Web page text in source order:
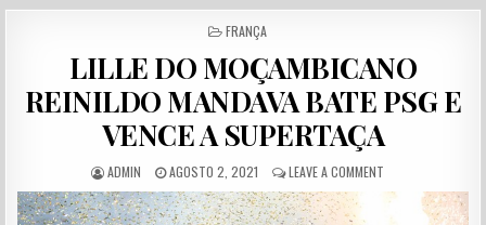
POSTED IN
FRANÇA
LILLE DO MOÇAMBICANO
REINILDO MANDAVA BATE PSG E
VENCE A SUPERTAÇA
AUTHOR:
ADMIN PUBLISHED DATE:
AGOSTO 2, 2021 LEAVE A COMMENT